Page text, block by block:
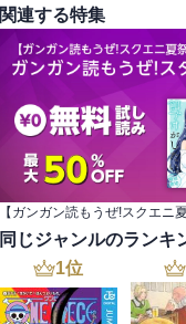
関連する特集
同じジャンルのランキ
1位